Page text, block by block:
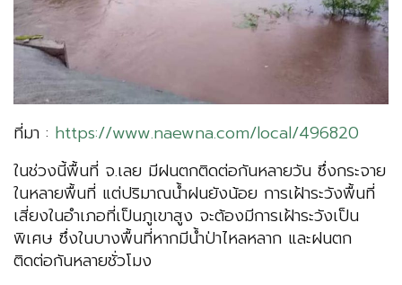
ที่มา : https://www.naewna.com/local/496820
ในช่วงนี้พื้นที่ จ.เลย มีฝนตกติดต่อกันหลายวัน ซึ่งกระจาย
ในหลายพื้นที่ แต่ปริมาณน้ำฝนยังน้อย การเฝ้าระวังพื้นที่
เสี่ยงในอำเภอที่เป็นภูเขาสูง จะต้องมีการเฝ้าระวังเป็น
พิเศษ ซึ่งในบางพื้นที่หากมีน้ำป่าไหลหลาก และฝนตก
ติดต่อกันหลายชั่วโมง